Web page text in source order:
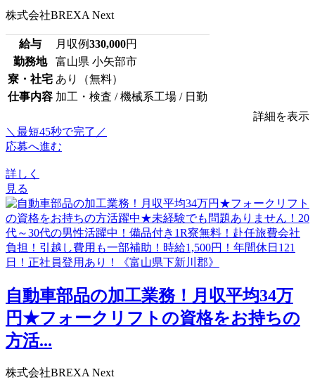
株式会社BREXA Next
給与 月収例330,000円
勤務地
富山県 小矢部市
寮・社宅 あり（無料）
仕事内容 加工・検査 / 機械系工場 / 日勤
詳細を表示
＼最短45秒で完了／
応募へ進む
詳しく
見る
自動車部品の加工業務！月収平均34万
円★フォークリフトの資格をお持ちの
方活...
株式会社BREXA Next